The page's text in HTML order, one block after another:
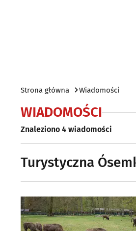
Strona główna Wiadomości
WIADOMOŚCI
Znaleziono 4 wiadomości
Turystyczna